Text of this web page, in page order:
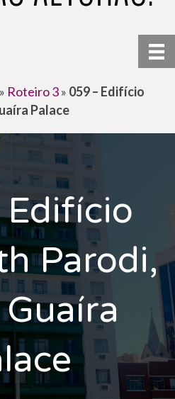
» Roteiro 3» 059 – Edifício
Palace
Parodi,